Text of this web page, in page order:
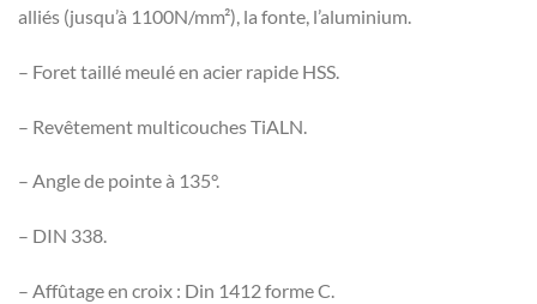
alliés (jusqu’à 1100N/mm²), la fonte, l’aluminium.
– Foret taillé meulé en acier rapide HSS.
– Revêtement multicouches TiALN.
– Angle de pointe à 135°.
– DIN 338.
– Affûtage en croix : Din 1412 forme C.